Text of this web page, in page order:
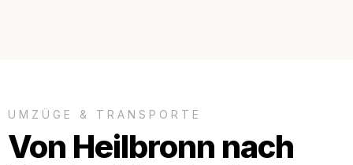
UMZÜGE & TRANSPORTE
Von Heilbronn nach